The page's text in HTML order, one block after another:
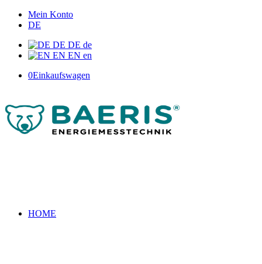
Mein Konto
DE
DE DE de
EN EN en
0Einkaufswagen
HOME